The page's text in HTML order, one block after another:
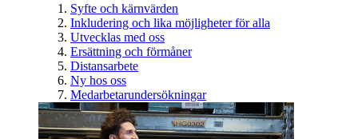
Syfte och kärnvärden
Inkludering och lika möjligheter för alla
Utvecklas med oss
Ersättning och förmåner
Distansarbete
Ny hos oss
Medarbetarundersökningar